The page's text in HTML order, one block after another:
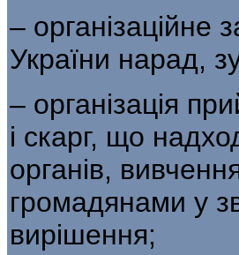
– організаційне
України нарад,
– організація
і скарг, що
органів,
громадянами у
вирішення;